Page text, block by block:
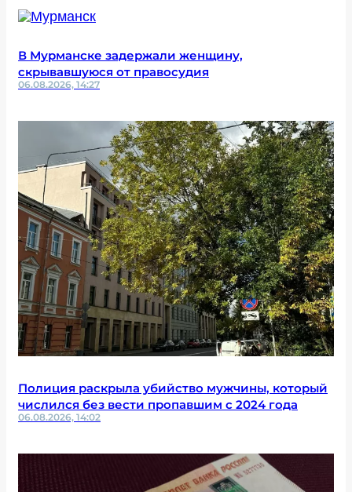
В Мурманске задержали женщину,
скрывавшуюся от правосудия
06.08.2026, 14:27
Полиция раскрыла убийство мужчины, который
числился без вести пропавшим с 2024 года
06.08.2026, 14:02